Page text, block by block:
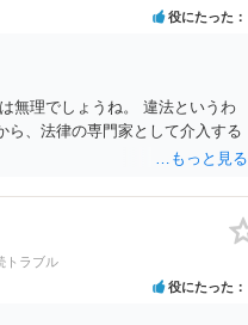
役にたった
無理でしょうね。 違法というわ
ら、法律の専門家として介入する
トラブル
役にたった